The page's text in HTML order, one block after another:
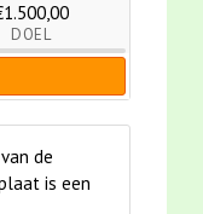
DOEL
de
is een